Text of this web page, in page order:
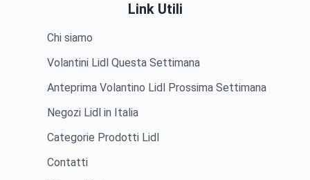
Link Utili
Chi siamo
Volantini Lidl Questa Settimana
Anteprima Volantino Lidl Prossima Settimana
Negozi Lidl in Italia
Categorie Prodotti Lidl
Contatti